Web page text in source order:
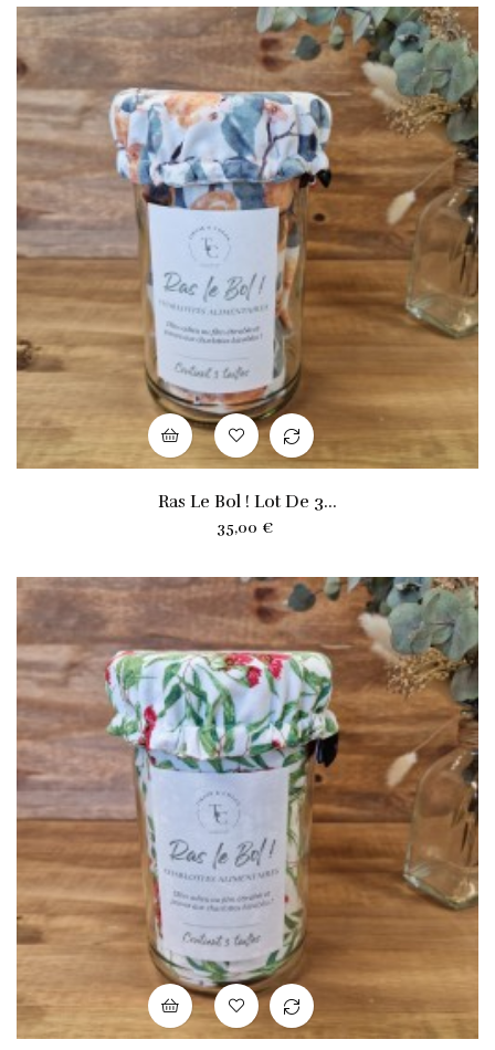
Ras Le Bol ! Lot De 3...
Prix
35,00 €